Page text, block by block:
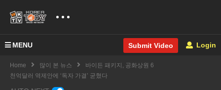
MENU Submit Video Login
Home 많이 본 뉴스
바이든 패키지, 공화상원 6
천억달러 역제안에 ‘독자 가결’ 굳혔다